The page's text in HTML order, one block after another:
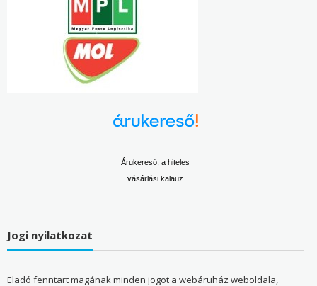
Árukereső, a hiteles
vásárlási kalauz
Jogi nyilatkozat
Eladó fenntart magának minden jogot a webáruház weboldala,